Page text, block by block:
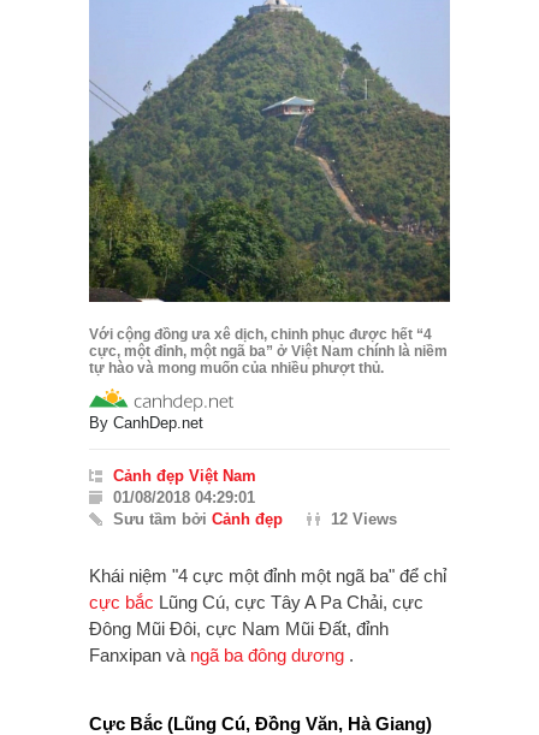
Với cộng đồng ưa xê dịch, chinh phục được hết “4
cực, một đỉnh, một ngã ba” ở Việt Nam chính là niềm
tự hào và mong muốn của nhiều phượt thủ.
By CanhDep.net
Cảnh đẹp Việt Nam
01/08/2018 04:29:01
Sưu tầm bởi Cảnh đẹp 12 Views
Khái niệm "4 cực một đỉnh một ngã ba" để chỉ
cực bắc Lũng Cú, cực Tây A Pa Chải, cực
Đông Mũi Đôi, cực Nam Mũi Đất, đỉnh
Fanxipan và ngã ba đông dương .
Cực Bắc (Lũng Cú, Đồng Văn, Hà Giang)